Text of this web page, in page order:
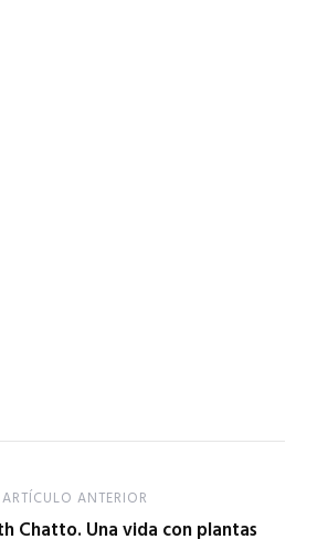
ARTÍCULO ANTERIOR
Chatto. Una vida con plantas